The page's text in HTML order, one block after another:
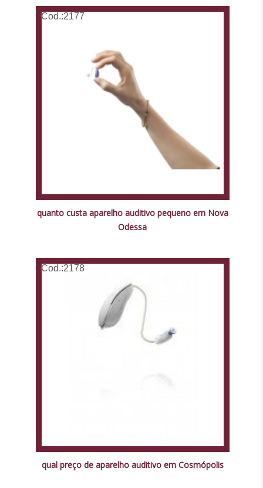
Cod.:2177
quanto custa aparelho auditivo pequeno em Nova
Odessa
Cod.:2178
qual preço de aparelho auditivo em Cosmópolis